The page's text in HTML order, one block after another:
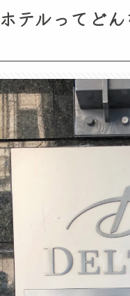
テルってど